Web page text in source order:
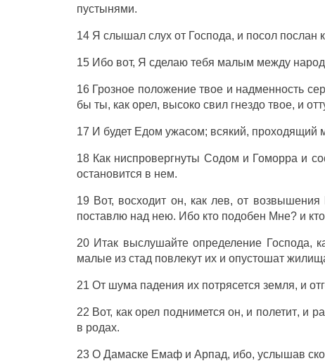
пустынями.
14 Я слышал слухот Господа, и посол послан к
15 Ибо вот, Я сделаютебя малым между
16 Грозное положениетвое и надменность
бы ты, как орел, высокосвил гнездотвое, и
17 И будет Едом ужасом; всякий, проходящий
18 Как ниспровергнуты Содом и Гоморра и
остановится в нем.
19 Вот, восходит он, как лев, от возвышения
поставлюнад нею. Ибо кто подобен Мне? и кто
20 Итак выслушайте определение Господа,
малыеиз стад повлекутих и опустошат
21 От шума падения их потрясется земля, и
22 Вот, какорел поднимется он, и полетит, и
в родах.
23 О Дамаске Емафи Арпад, ибо, услышав